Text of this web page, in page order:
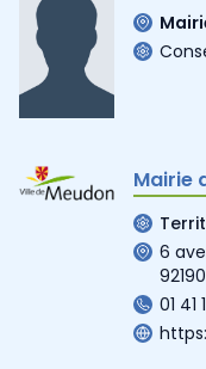
Mairie
6
01 41